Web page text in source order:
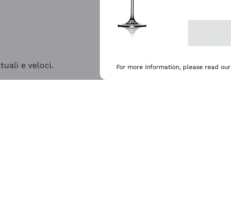
e veloci.
For more information, please read our